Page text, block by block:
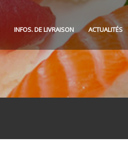
INFOS. DE LIVRAISON ACTUALITÉS